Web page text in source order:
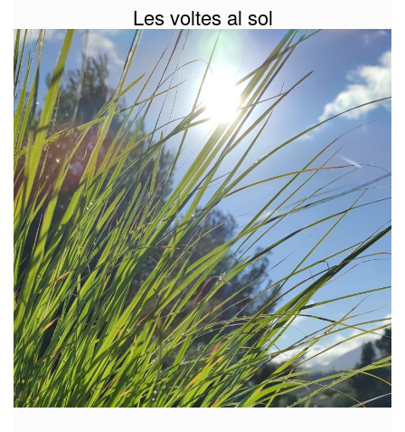
Les voltes al sol